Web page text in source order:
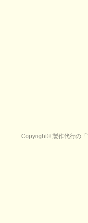
Copyright© 製作代行の